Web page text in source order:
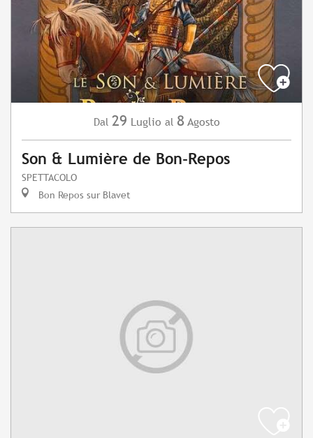
Dal 29 Luglio al 8 Agosto
Son & Lumière de Bon-Repos
SPETTACOLO
Bon Repos sur Blavet